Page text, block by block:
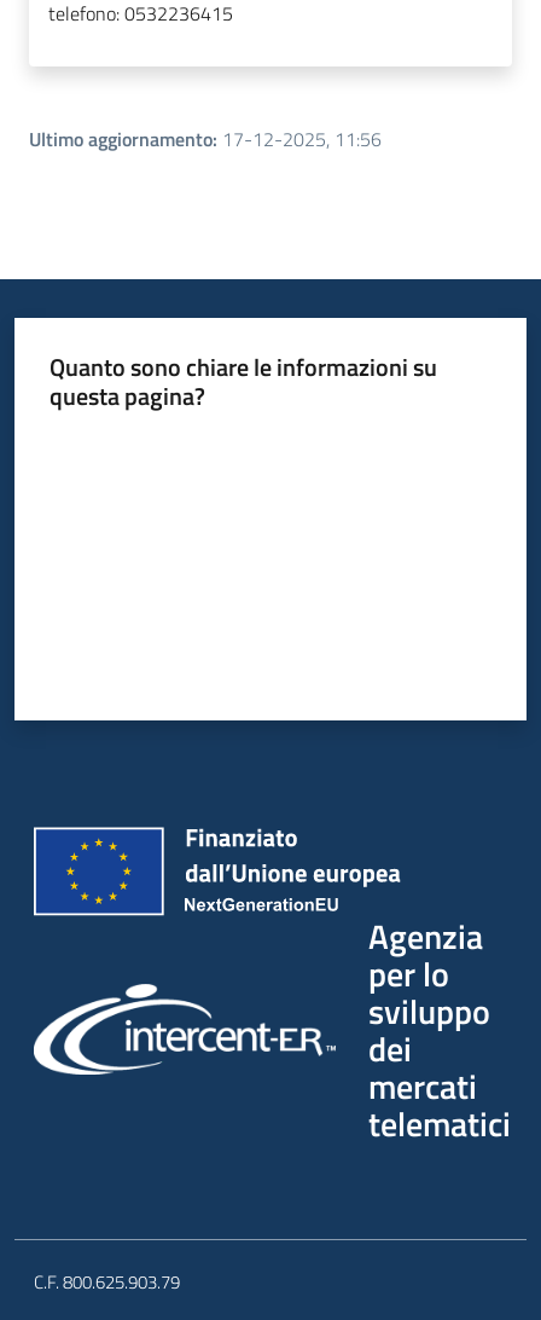
telefono:0532236415
Ultimo aggiornamento: 17-12-2025, 11:56
Quanto sono chiare le informazioni su
questa pagina?
Agenzia
per lo
sviluppo
dei
mercati
telematici
C.F. 800.625.903.79